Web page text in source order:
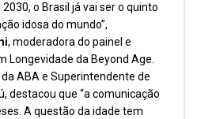
o Brasil já vai ser o quinto
idosa do mundo”,
, moderadora do painel e
Longevidade da Beyond Age.
da ABA e Superintendente de
destacou que “a comunicação
A questão da idade tem